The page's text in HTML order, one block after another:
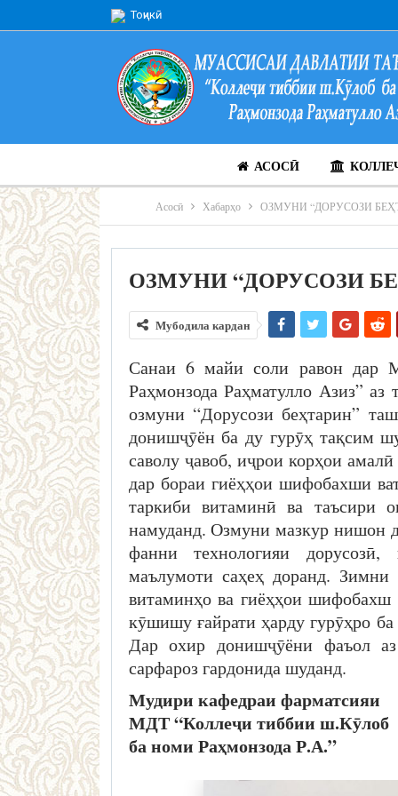
Тоҷикӣ
АСОСӢ
Асосӣ Хабарҳо ОЗМУНИ “ДОРУСОЗИ
ОЗМУНИ “ДОРУСОЗИ
Мубодила кардан
Санаи 6 майи соли равон дар
Раҳмонзода Раҳматулло Азиз”
озмуни “Дорусози беҳтарин”
донишҷӯён ба ду гурӯҳ тақсим
саволу ҷавоб, иҷрои корҳои
дар бораи гиёҳҳои шифобахши
таркиби витаминӣ ва таъсири
намуданд. Озмуни мазкур нишон
фанни технологияи
маълумоти саҳеҳ доранд.
витаминҳо ва гиёҳҳои
кӯшишу ғайрати ҳарду гурӯҳро
Дар охир донишҷӯёни фаъол
сарфароз гардонида шуданд.
Мудири кафедраи фарматсияи
МДТ “Коллеҷи тиббии ш.Кӯлоб
ба номи